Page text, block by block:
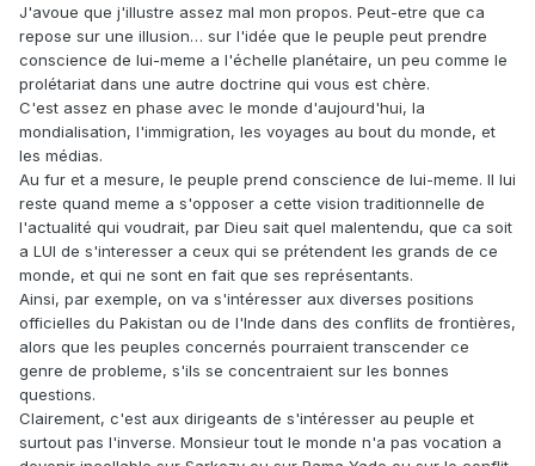
J'avoue que j'illustre assez mal mon propos. Peut-etre que ca
repose sur une illusion… sur l'idée que le peuple peut prendre
conscience de lui-meme a l'échelle planétaire, un peu comme le
prolétariat dans une autre doctrine qui vous est chère.
C'est assez en phase avec le monde d'aujourd'hui, la
mondialisation, l'immigration, les voyages au bout du monde, et
les médias.
Au fur et a mesure, le peuple prend conscience de lui-meme. Il lui
reste quand meme a s'opposer a cette vision traditionnelle de
l'actualité qui voudrait, par Dieu sait quel malentendu, que ca soit
a LUI de s'interesser a ceux qui se prétendent les grands de ce
monde, et qui ne sont en fait que ses représentants.
Ainsi, par exemple, on va s'intéresser aux diverses positions
officielles du Pakistan ou de l'Inde dans des conflits de frontières,
alors que les peuples concernés pourraient transcender ce
genre de probleme, s'ils se concentraient sur les bonnes
questions.
Clairement, c'est aux dirigeants de s'intéresser au peuple et
surtout pas l'inverse. Monsieur tout le monde n'a pas vocation a